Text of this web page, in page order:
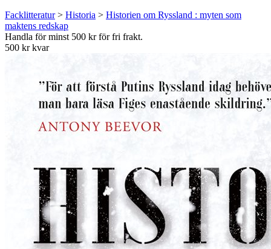
Facklitteratur> Historia > Historien om Ryssland : myten som
maktens redskap
Handla för minst 500 kr för fri frakt.
500 kr kvar